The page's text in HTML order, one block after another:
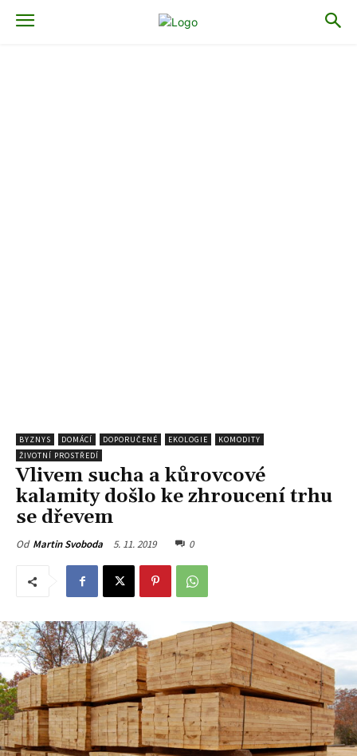
BYZNYS DOMÁCÍ DOPORUČENÉ EKOLOGIE
KOMODITY
ŽIVOTNÍ PROSTŘEDÍ
Vlivem sucha a kůrovcové
kalamity došlo ke zhroucení trhu
se dřevem
Od Martin Svoboda 5. 11. 2019 0